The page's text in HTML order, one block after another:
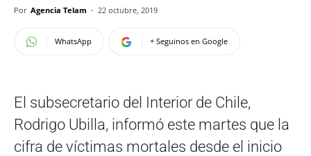
Por Agencia Telam - 22 octubre, 2019
WhatsApp + Seguinos en Google
El subsecretario del Interior de Chile,
Rodrigo Ubilla, informó este martes que la
cifra de víctimas mortales desde el inicio